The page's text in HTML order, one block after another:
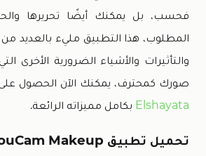
فحسب، بل يمكنك أيضًا تحريرها
المطلوب، هذا التطبيق مليء بالعديد
والتأثيرات والأشياء الضرورية الأخرى
صورك كمحترف، يمكنك الآن الحصول
Elshayata بكامل مميزاته الرائعة.
تحميل تطبيق YouCam Makeup مهكر 2024